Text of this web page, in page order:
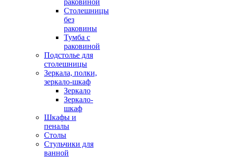
раковиной
Столешницы
без
раковины
Тумба с
раковиной
Подстолье для
столешницы
Зеркала, полки,
зеркало-шкаф
Зеркало
Зеркало-
шкаф
Шкафы и
пеналы
Столы
Стульчики для
ванной